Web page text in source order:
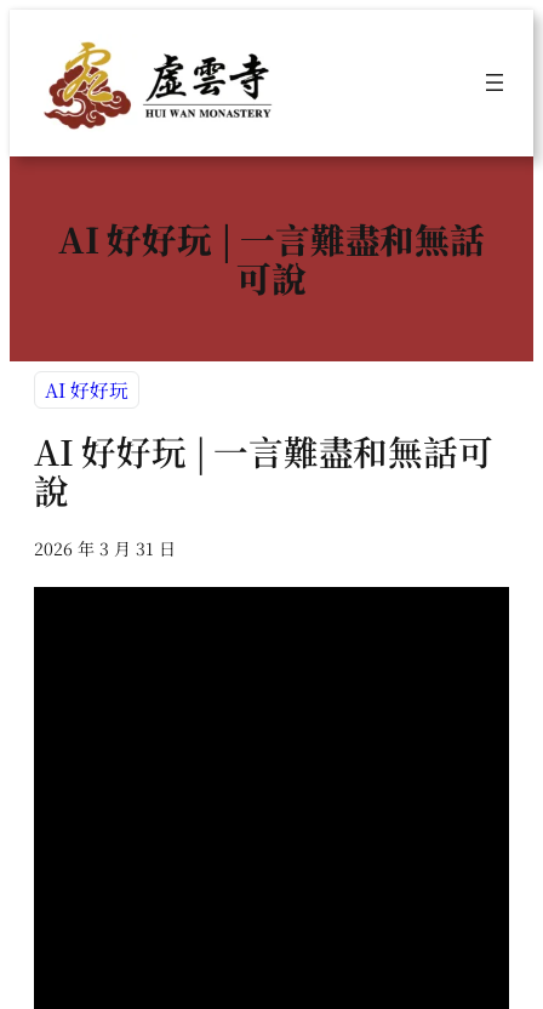
內
AI 好好玩 | 一言難盡和無話
可說
AI 好好玩
AI 好好玩 | 一言難盡和無話可
說
2026 年 3 月 31 日